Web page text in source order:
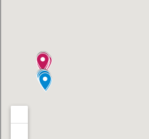
Un câștig pentru 9 milioane de